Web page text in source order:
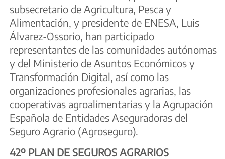
subsecretario de Agricultura, Pesca y
Alimentación, y presidente de ENESA, Luis
Álvarez-Ossorio, han participado
representantes de las comunidades autónomas
y del Ministerio de Asuntos Económicos y
Transformación Digital, así como las
organizaciones profesionales agrarias, las
cooperativas agroalimentarias y la Agrupación
Española de Entidades Aseguradoras del
Seguro Agrario (Agroseguro).
42º PLAN DE SEGUROS AGRARIOS